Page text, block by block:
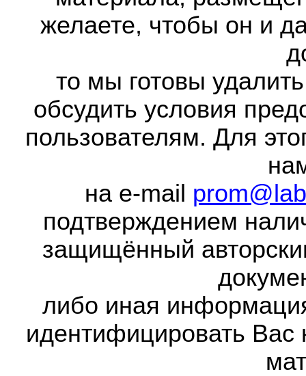
желаете, чтобы он и
то мы готовы
обсудить условия
пользователям. Для
на e-mail
подтверждением
защищённый
либо иная
идентифицировать Вас